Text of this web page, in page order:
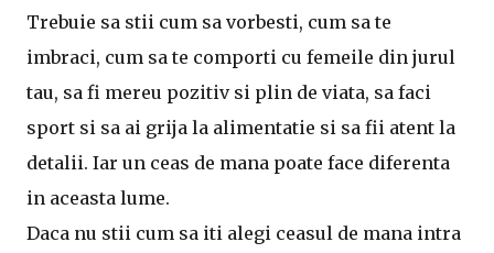
Trebuie sa stii cum sa vorbesti, cum sa te
imbraci, cum sa te comporti cu femeile din jurul
tau, sa fi mereu pozitiv si plin de viata, sa faci
sport si sa ai grija la alimentatie si sa fii atent la
detalii. Iar un ceas de mana poate face diferenta
in aceasta lume.
Daca nu stii cum sa iti alegi ceasul de mana intra